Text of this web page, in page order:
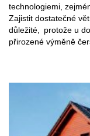
technologiemi,
Zajistit dostatečné
důležité, protože u
přirozené výměně